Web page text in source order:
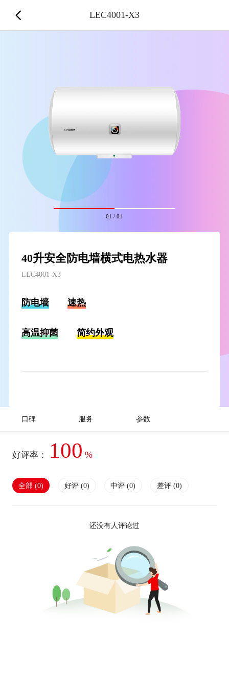
01 /01
40升安全防电墙横式电热水器
LEC4001-X3
防电墙 速热
高温抑菌 简约外观
口碑 服务 参数
好评率： 100 %
全部 (0) 好评 (0) 中评 (0) 差评 (0)
还没有人评论过
LEC4001-X3